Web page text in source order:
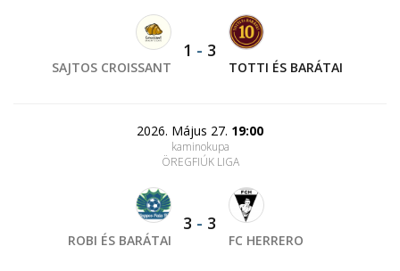
SAJTOS CROISSANT
1 - 3
TOTTI ÉS BARÁTAI
2026. Május 27. 19:00
kaminokupa
ÖREGFIÚK LIGA
ROBI ÉS BARÁTAI
3 - 3
FC HERRERO